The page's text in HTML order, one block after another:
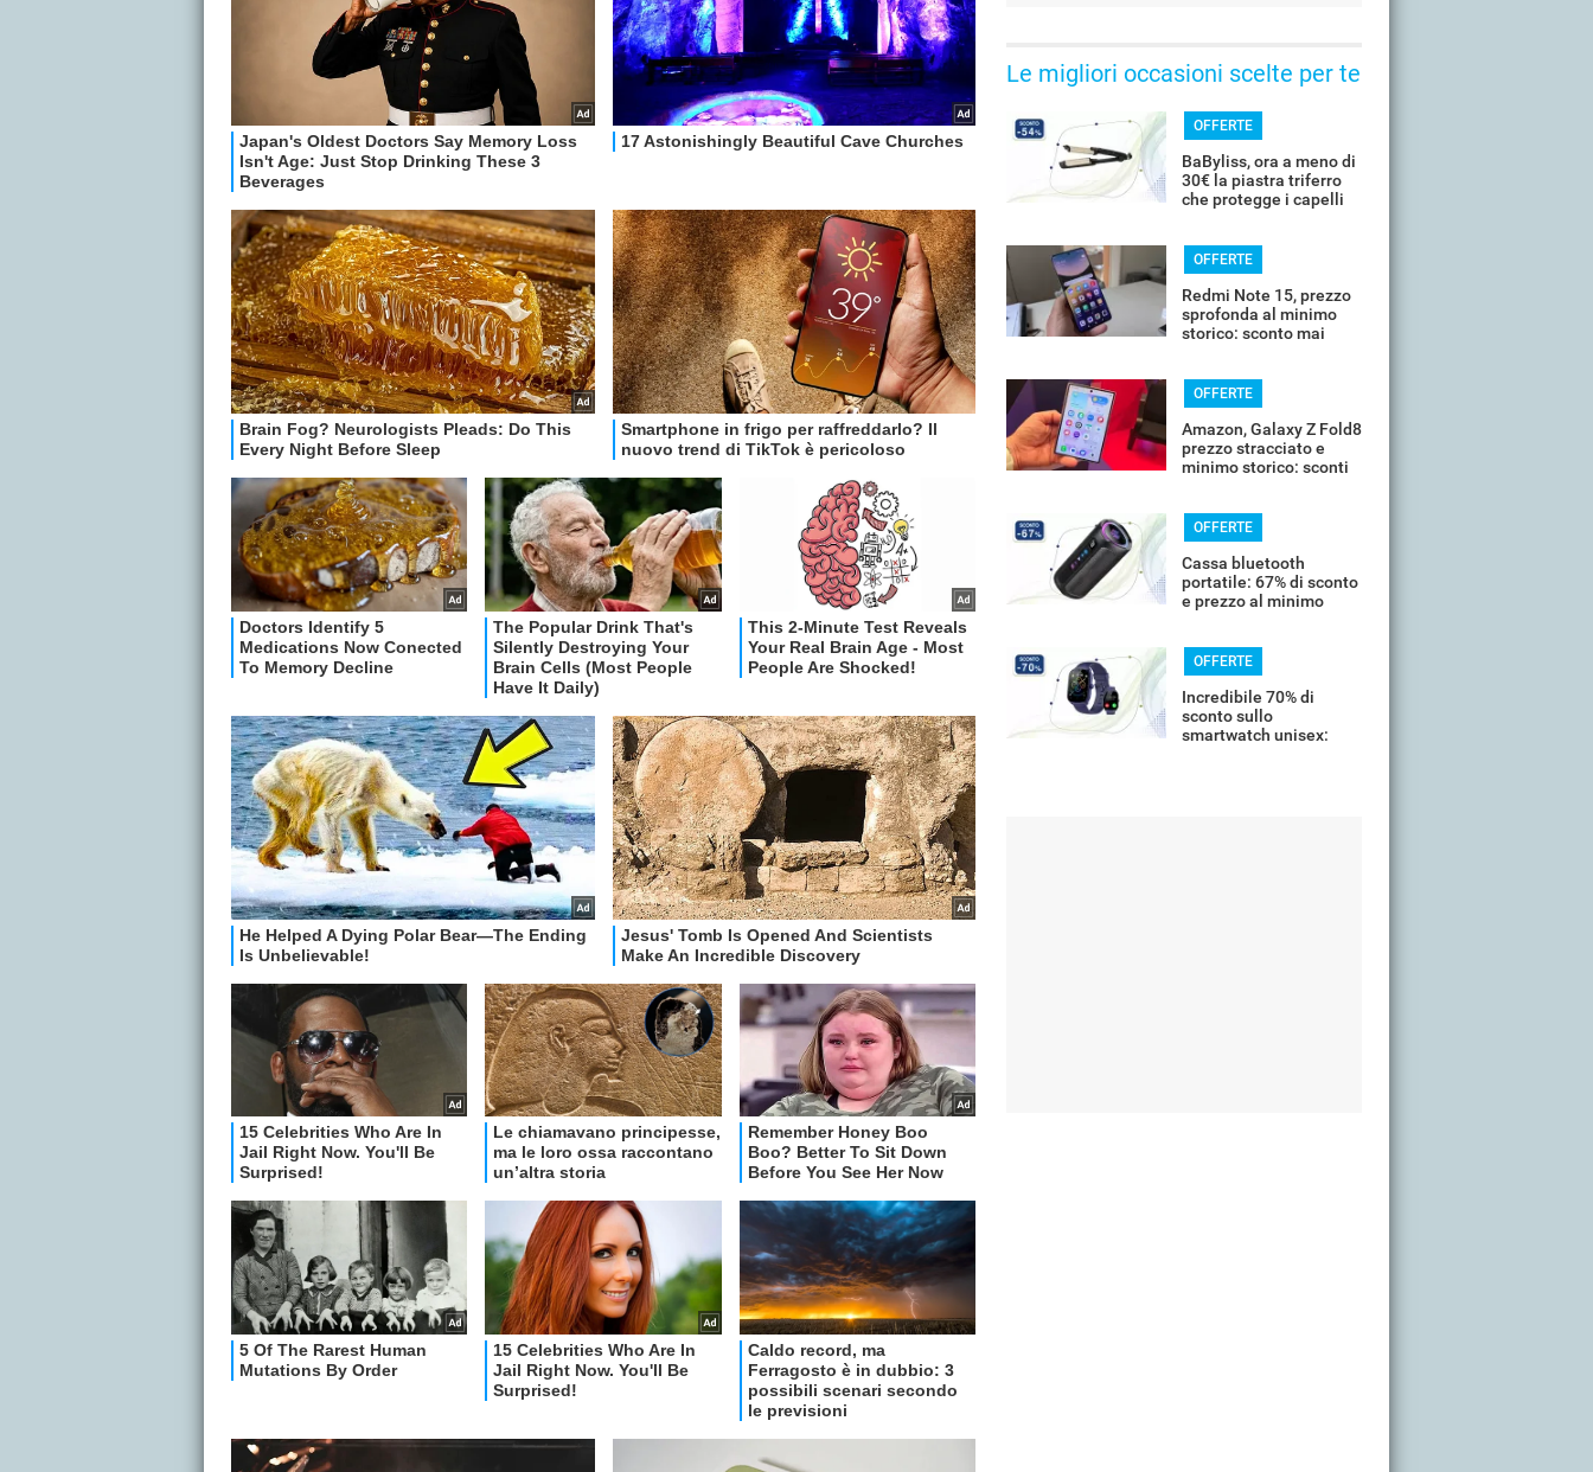
Le migliori occasioni scelte per te
OFFERTE
BaByliss, ora a meno di
30€ la piastra triferro
che protegge i capelli
OFFERTE
Redmi Note 15, prezzo
sprofonda al minimo
storico: sconto mai
OFFERTE
Amazon, Galaxy Z Fold8
prezzo stracciato e
minimo storico: sconti
OFFERTE
Cassa bluetooth
portatile: 67% di sconto
e prezzo al minimo
OFFERTE
Incredibile 70% di
sconto sullo
smartwatch unisex: